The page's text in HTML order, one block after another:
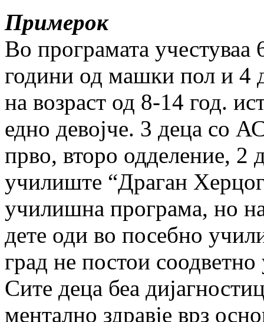
Примерок
Во програмата
години од машки пол и 4
на возраст од 8-14 год.
едно девојче. 3 деца со
прво, второ одделение, 2
училиште “Драган
училишна програма, но
дете оди во посебно
град не постои
Сите деца беа
ментално здравје врз